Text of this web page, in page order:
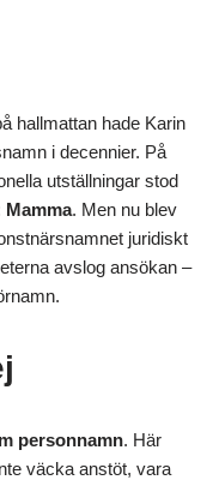
hallmattan hade Karin
i decennier. På
utställningar stod
Mamma. Men nu blev
juridiskt
avslog ansökan –
personnamn. Här
väcka anstöt, vara